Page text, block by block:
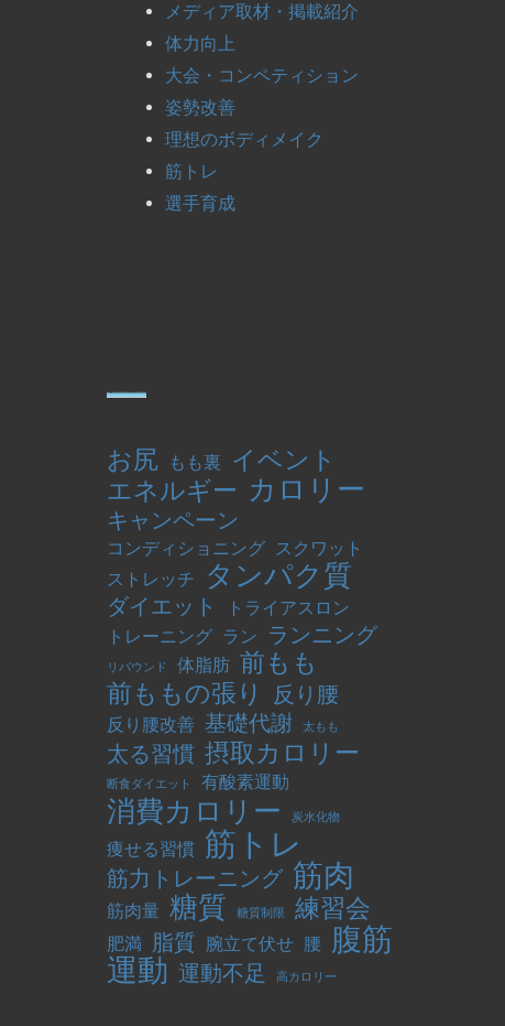
メディア取材・掲載紹介
体力向上
大会・コンペティション
姿勢改善
理想のボディメイク
筋トレ
選手育成
お尻 もも裏
イベント
エネルギー カロリー
キャンペーン
コンディショニング スクワット
ストレッチ
タンパク質
ダイエット
トライアスロン
トレーニング ラン ランニング
リバウンド 体脂肪 前もも
前ももの張り
反り腰
反り腰改善 基礎代謝 太もも
太る習慣 摂取カロリー
断食ダイエット 有酸素運動
消費カロリー 炭水化物
痩せる習慣 筋トレ
筋力トレーニング 筋肉
筋肉量 糖質 糖質制限 練習会
肥満 脂質 腕立て伏せ 腰 腹筋
運動 運動不足 高カロリー